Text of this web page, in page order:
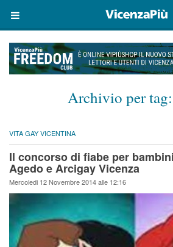
Archivio per tag:
VITA GAY VICENTINA
Il concorso di fiabe per
Agedo e Arcigay Vicenza
Mercoledi 12 Novembre 2014 alle 12:16